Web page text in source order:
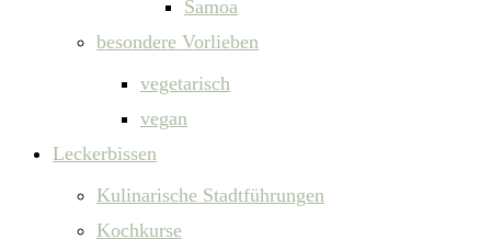
Samoa
besondere Vorlieben
vegetarisch
vegan
Leckerbissen
Kulinarische Stadtführungen
Kochkurse